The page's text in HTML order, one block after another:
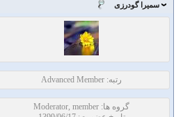
سمیرا گودرزی
رتبه: Advanced Member
گروه ها: Moderator, member